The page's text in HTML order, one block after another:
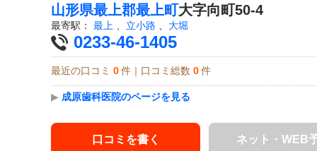
山形県最上郡最上町大字向町50-4
最寄駅： 最上 立小路 大堀
0233-46-1405
最近の口コミ 0 件｜口コミ総数 0 件
▶ 成原歯科医院のページを見る
口コミを書く ネット・WEB